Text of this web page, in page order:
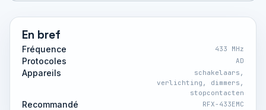
En bref
Fréquence 433 MHz
Protocoles AD
Appareils
schakelaars,
verlichting, dimmers,
stopcontacten
Recommandé RFX-433EMC